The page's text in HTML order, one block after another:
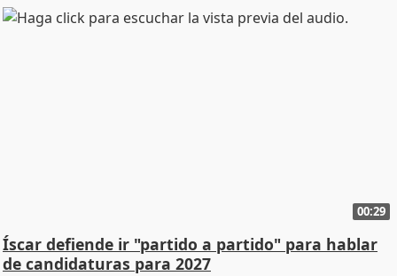
00:29
Íscar defiende ir "partido a partido" para hablar
de candidaturas para 2027